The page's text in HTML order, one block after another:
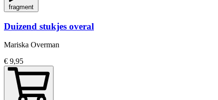
fragment
Duizend stukjes overal
Mariska Overman
€ 9,95